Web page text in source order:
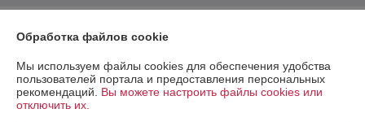
Контакты
Доставка и оплата
Обработка файлов cookie
Мы используем файлы cookies для обеспечения удобства
пользователей портала и предоставления персональных
рекомендаций. Вы можете настроить файлы cookies или
отключить их.